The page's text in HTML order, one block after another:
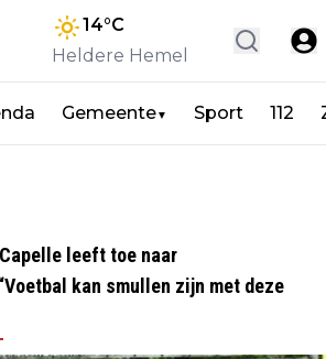
14°C
Heldere Hemel
Gemeente▼ Sport 112
Capelle leeft toe naar
kan smullen zijn met deze